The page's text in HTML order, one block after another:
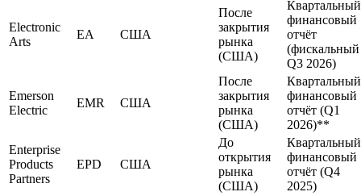
Electronic
Arts
EA США
После
закрытия
рынка
(США)
Квартальный
финансовый
отчёт
(фискальный
Q3 2026)
Emerson
Electric
EMR США
После
закрытия
рынка
(США)
Квартальный
финансовый
отчёт (Q1
2026)**
Enterprise
Products
Partners
EPD США
До
открытия
рынка
(США)
Квартальный
финансовый
отчёт (Q4
2025)